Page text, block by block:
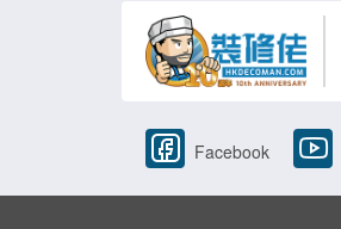
Facebook